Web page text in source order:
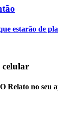
estarão de
celular
Relato no seu